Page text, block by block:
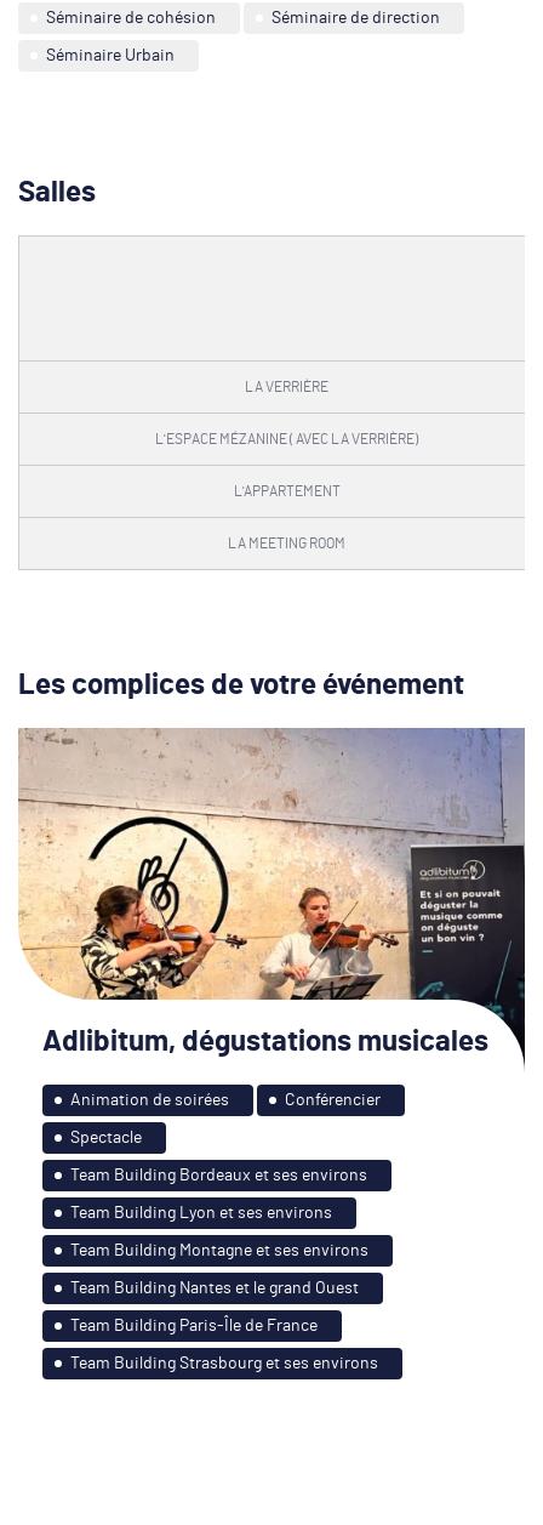
Séminaire de cohésion Séminaire de direction
Séminaire Urbain
Salles
LA VERRIÈRE
L'ESPACE MÉZANINE ( AVEC LA VERRIÈRE)
L'APPARTEMENT
LA MEETING ROOM
Les complices de votre événement
Adlibitum, dégustations musicales
Animation de soirées Conférencier
Spectacle
Team Building Bordeaux et ses environs
Team Building Lyon et ses environs
Team Building Montagne et ses environs
Team Building Nantes et le grand Ouest
Team Building Paris-Île de France
Team Building Strasbourg et ses environs